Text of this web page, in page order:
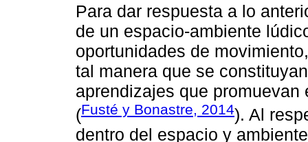
Para dar respuesta a lo
de un espacio-ambiente
oportunidades de
tal manera que se
aprendizajes que
(Fusté y Bonastre, 2014). Al
dentro del espacio y